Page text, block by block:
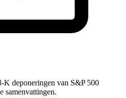
K deponeringen van S&P 500
samenvattingen.